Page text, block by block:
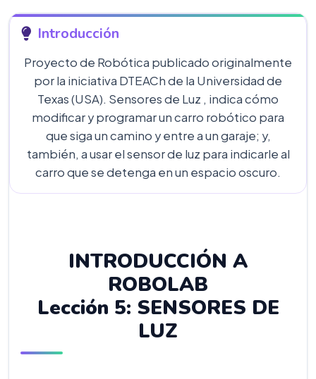
Introducción
Proyecto de Robótica publicado originalmente
por la iniciativa DTEACh de la Universidad de
Texas (USA). Sensores de Luz , indica cómo
modificar y programar un carro robótico para
que siga un camino y entre a un garaje; y,
también, a usar el sensor de luz para indicarle al
carro que se detenga en un espacio oscuro.
INTRODUCCIÓN A
ROBOLAB
Lección 5: SENSORES DE
LUZ